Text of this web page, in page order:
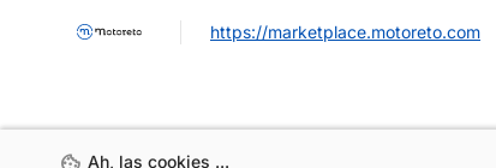
Ah, las cookies ...
Ah, las cookies ...
https://marketplace.motoreto.com